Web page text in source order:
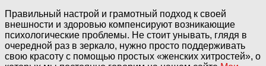
Правильный настрой и грамотный подход к своей
внешности и здоровью компенсируют возникающие
психологические проблемы. Не стоит унывать, глядя в
очередной раз в зеркало, нужно просто поддерживать
свою красоту с помощью простых «женских хитростей», о